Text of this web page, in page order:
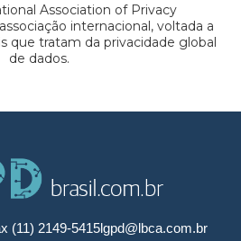
Association of Privacy
internacional, voltada a
que tratam da privacidade global
de dados.
(11) 2149-5415lgpd@lbca.com.br